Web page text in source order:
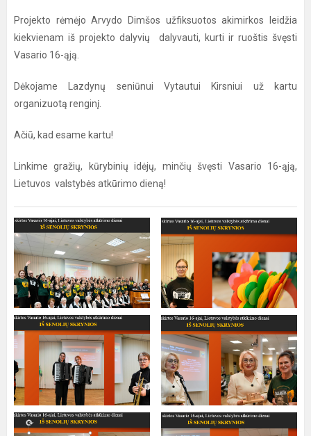
Projekto rėmėjo Arvydo Dimšos užfiksuotos akimirkos leidžia
kiekvienam iš projekto dalyvių dalyvauti, kurti ir ruoštis švęsti
Vasario 16-ąją.
Dėkojame Lazdynų seniūnui Vytautui Kirsniui už kartu
organizuotą renginį.
Ačiū, kad esame kartu!
Linkime gražių, kūrybinių idėjų, minčių švęsti Vasario 16-ąją,
Lietuvos valstybės atkūrimo dieną!